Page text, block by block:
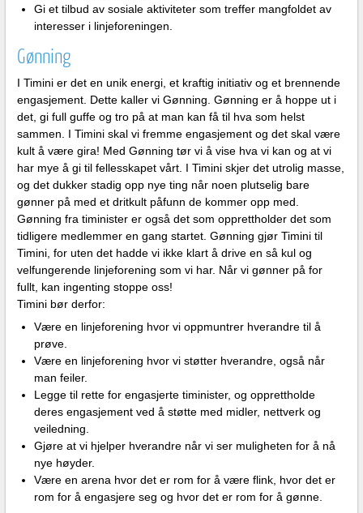
Gi et tilbud av sosiale aktiviteter som treffer mangfoldet av
interesser i linjeforeningen.
Gønning
I Timini er det en unik energi, et kraftig initiativ og et brennende
engasjement. Dette kaller vi Gønning. Gønning er å hoppe ut i
det, gi full guffe og tro på at man kan få til hva som helst
sammen. I Timini skal vi fremme engasjement og det skal være
kult å være gira! Med Gønning tør vi å vise hva vi kan og at vi
har mye å gi til fellesskapet vårt. I Timini skjer det utrolig masse,
og det dukker stadig opp nye ting når noen plutselig bare
gønner på med et dritkult påfunn de kommer opp med.
Gønning fra timinister er også det som opprettholder det som
tidligere medlemmer en gang startet. Gønning gjør Timini til
Timini, for uten det hadde vi ikke klart å drive en så kul og
velfungerende linjeforening som vi har. Når vi gønner på for
fullt, kan ingenting stoppe oss!
Timini bør derfor:
Være en linjeforening hvor vi oppmuntrer hverandre til å
prøve.
Være en linjeforening hvor vi støtter hverandre, også når
man feiler.
Legge til rette for engasjerte timinister, og opprettholde
deres engasjement ved å støtte med midler, nettverk og
veiledning.
Gjøre at vi hjelper hverandre når vi ser muligheten for å nå
nye høyder.
Være en arena hvor det er rom for å være flink, hvor det er
rom for å engasjere seg og hvor det er rom for å gønne.